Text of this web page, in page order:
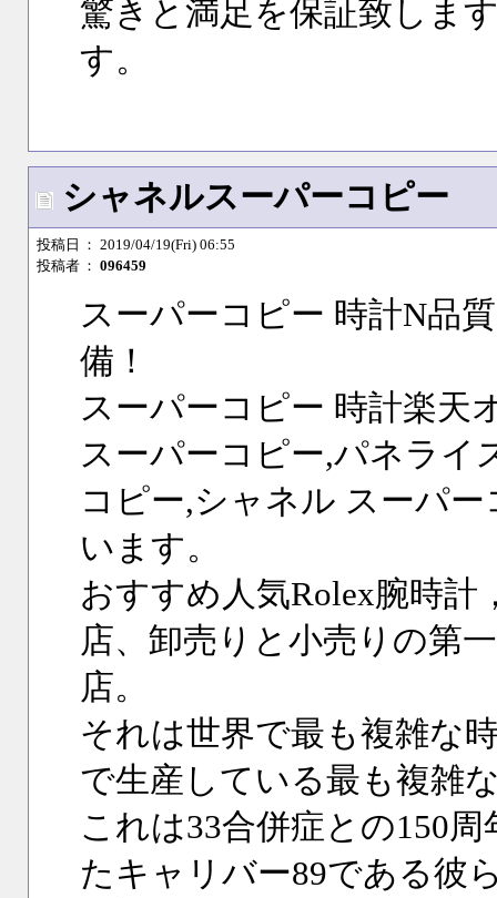
驚きと満足を保証致しま
す。
シャネルスーパーコピー
投稿日
： 2019/04/19(Fri) 06:55
投稿者 ：096459
スーパーコピー 時計N品
備！
スーパーコピー 時計楽天
スーパーコピー,パネライ
コピー,シャネル スーパ
います。
おすすめ人気Rolex腕時計
店、卸売りと小売りの第
店。
それは世界で最も複雑な
で生産している最も複雑
これは33合併症との150
たキャリバー89である彼